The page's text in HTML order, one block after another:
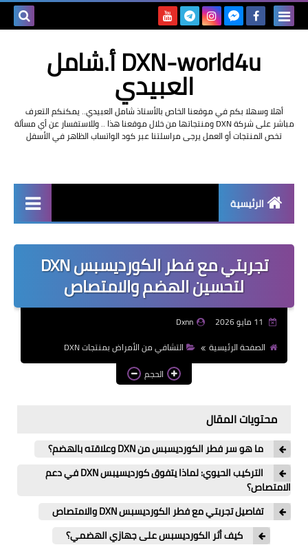
DXN-world4u أ.شامل
العبيدي
أهلا وسهلا بكم في موقعنا الخاص بالأستاذ شامل العبيدي.. يمكنكم التعرف
مباشر على شركة DXN ومنتجاتها من خلال موقعنا هذا .. وللاستفسار عن أي مسألة
تخص المنتجات أو العمل يرجى مراسلتنا عبر كود الواتساب الظاهر في الأسفل
الرئيسية
تجربتي مع فطر الكورديسبس DXN
لتحسين الهضم والامتصاص
Dxnn
الصفحة الرئيسية
التشافي من الأمراض بمنتجات DXN
الحجم
محتويات المقال
​ما هو سر فطر الكورديسبس من DXN وعلاقته بالهضم؟
التركيب الحيوي: لماذا يتفوق كورديسيبس DXN في دعم
الامتصاص؟
​تفاصيل تجربتي مع فطر الكورديسبس DXN والامتصاص
​كيف أثر الكورديسبس على جهازي الهضمي؟